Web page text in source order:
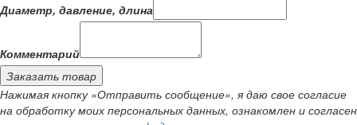
Диаметр, давление, длина
Комментарий
Заказать товар
Нажимая кнопку «Отправить сообщение», я даю свое согласие
на обработку моих персональных данных, ознакомлен и согласен